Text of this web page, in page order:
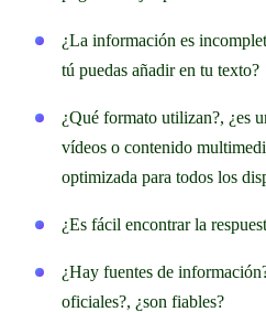
¿La información es
tú puedas añadir en tu texto?
¿Qué formato utilizan?, ¿es
vídeos o contenido
optimizada para todos los
¿Es fácil encontrar la
¿Hay fuentes de
oficiales?, ¿son fiables?